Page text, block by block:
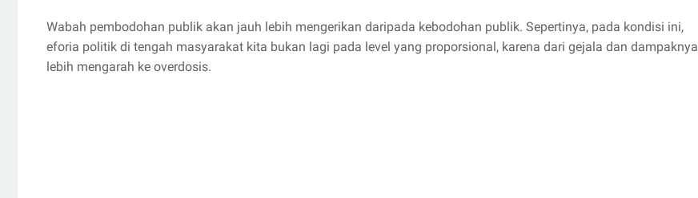
Wabah pembodohan publik akan jauh lebih mengerikan daripada kebodohan publik. Sepertinya, pada kondisi ini,
eforia politik di tengah masyarakat kita bukan lagi pada level yang proporsional, karena dari gejala dan dampaknya
lebih mengarah ke overdosis.